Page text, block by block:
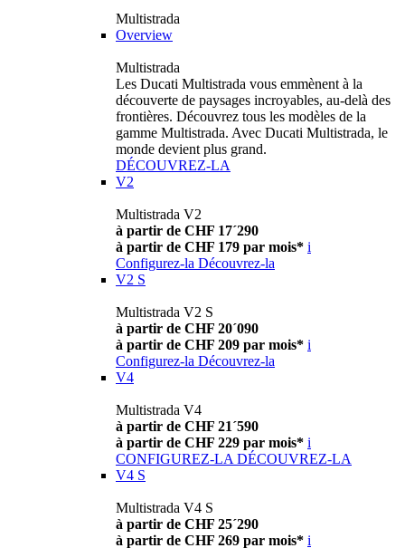
Multistrada
Overview
Multistrada
Les Ducati Multistrada vous emmènent à la
découverte de paysages incroyables, au-delà des
frontières. Découvrez tous les modèles de la
gamme Multistrada. Avec Ducati Multistrada, le
monde devient plus grand.
DÉCOUVREZ-LA
V2
Multistrada V2
à partir de CHF 17´290
à partir de CHF 179 par mois* i
Configurez-la Découvrez-la
V2 S
Multistrada V2 S
à partir de CHF 20´090
à partir de CHF 209 par mois* i
Configurez-la Découvrez-la
V4
Multistrada V4
à partir de CHF 21´590
à partir de CHF 229 par mois* i
CONFIGUREZ-LA DÉCOUVREZ-LA
V4 S
Multistrada V4 S
à partir de CHF 25´290
à partir de CHF 269 par mois* i